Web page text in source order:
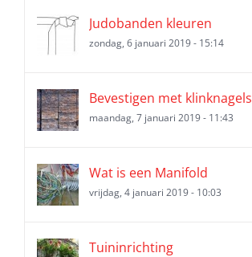
Judobanden kleuren
zondag, 6 januari 2019 - 15:14
Bevestigen met klinknagels
maandag, 7 januari 2019 - 11:43
Wat is een Manifold
vrijdag, 4 januari 2019 - 10:03
Tuininrichting